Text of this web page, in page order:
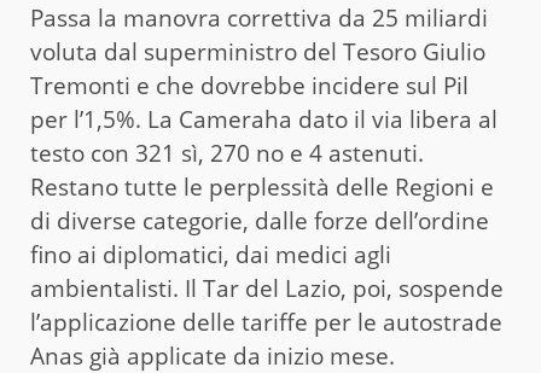
Passa la manovra correttiva da 25 miliardi
voluta dal superministro del Tesoro Giulio
Tremonti e che dovrebbe incidere sul Pil
per l’1,5%. La Cameraha dato il via libera al
testo con 321 sì, 270 no e 4 astenuti.
Restano tutte le perplessità delle Regioni e
di diverse categorie, dalle forze dell’ordine
fino ai diplomatici, dai medici agli
ambientalisti. Il Tar del Lazio, poi, sospende
l’applicazione delle tariffe per le autostrade
Anas già applicate da inizio mese.